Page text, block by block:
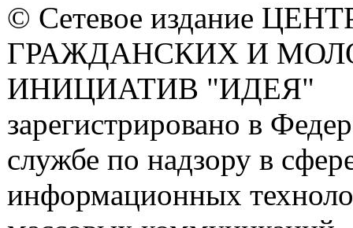
© Сетевое издание
ГРАЖДАНСКИХ И
ИНИЦИАТИВ "ИДЕЯ"
зарегистрировано в
службе по надзору в
информационных